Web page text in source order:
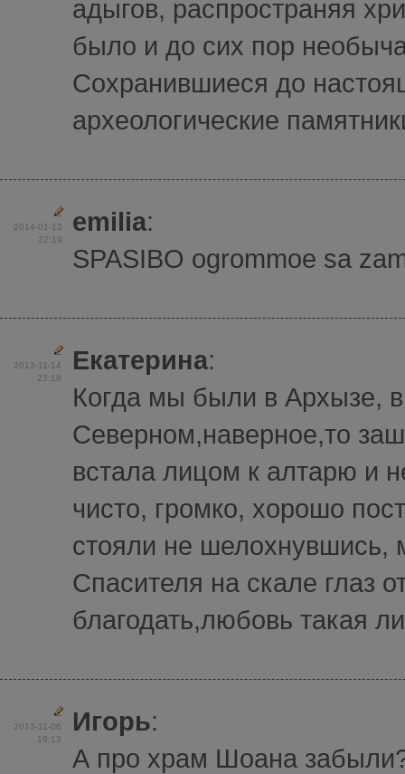
адыгов, распространяя
было и до сих пор
Сохранившиеся до
археологические
2014-01-12
22:19
emilia:
SPASIBO ogrommoe sa
2013-11-14
23:18
Екатерина:
Когда мы были в Архызе,
Северном,наверное,то
встала лицом к алтарю и
чисто, громко, хорошо
стояли не шелохнувшись,
Спасителя на скале глаз
благодать,любовь такая
2013-11-06
19:13
Игорь:
А про храм Шоана